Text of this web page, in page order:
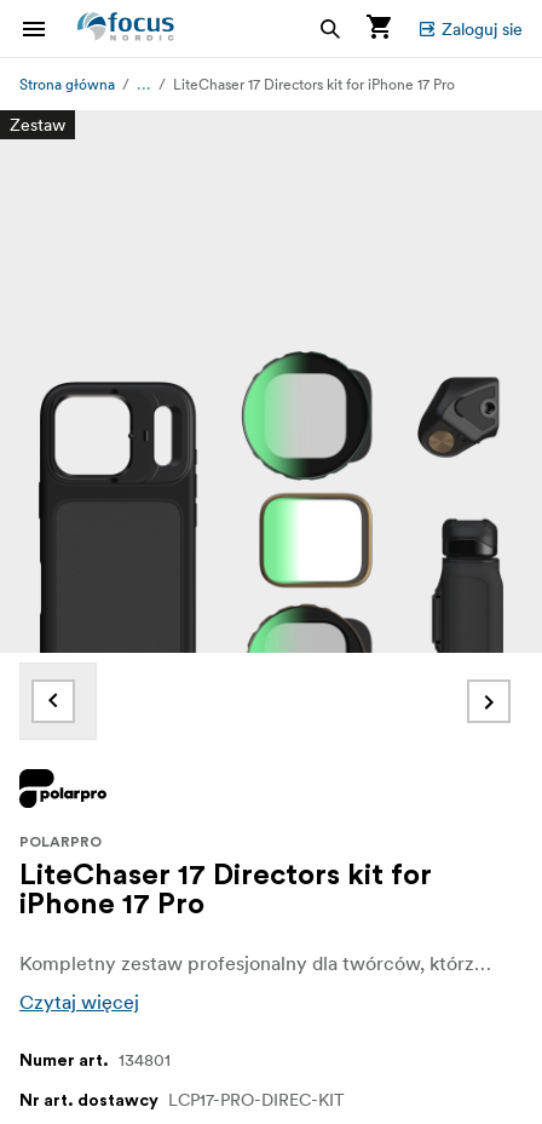
Zaloguj sie
Strona główna ... LiteChaser 17 Directors kit for iPhone 17 Pro
Zestaw
POLARPRO
LiteChaser 17 Directors kit for
iPhone 17 Pro
Kompletny zestaw profesjonalny dla twórców, którzy chcą mieć wszystko. Zawiera futerał, uchwyt, zdejmowaną migawkę Bluetooth, filtr VND 2–5, filtr CineGold i filtr ShortStache Everyday.
Czytaj więcej
Numer art. 134801
Nr art. dostawcy LCP17-PRO-DIREC-KIT